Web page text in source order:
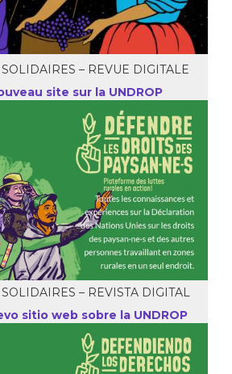
– REVUE DIGITALE
site sur la UNDROP
– REVISTA DIGITAL
sitio web sobre la UNDROP